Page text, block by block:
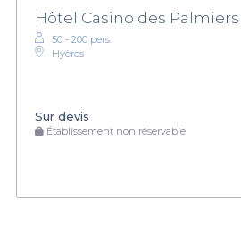
Hôtel Casino des Palmiers
50 - 200 pers.
Hyères
Sur devis
Établissement non réservable